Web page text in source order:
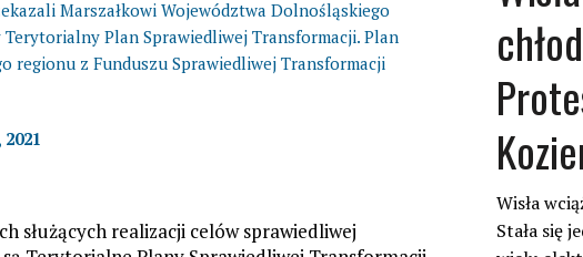
Marszałkowi Województwa Dolnośląskiego
Terytorialny Plan Sprawiedliwej Transformacji. Plan
regionu z Funduszu Sprawiedliwej Transformacji
służących realizacji celów sprawiedliwej
Wisła
Stała się